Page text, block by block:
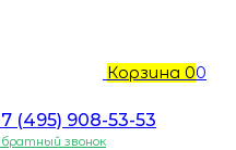
Корзина 00
(495) 908-53-53
звонок